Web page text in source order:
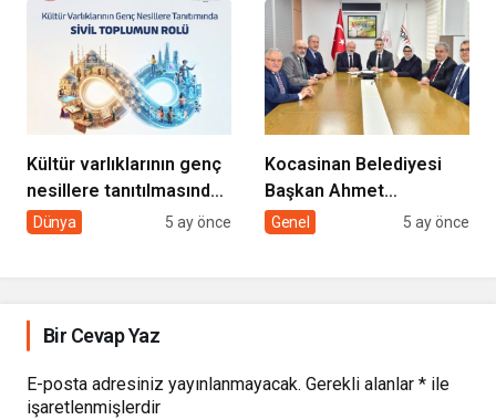
GÖNÜLLERE
DOKUNUYORUZ”
Kültür varlıklarının genç
nesillere tanıtılmasında
sivil toplumun rolü
Dünya 5 ay önce
Kocasinan Belediyesi
Başkan Ahmet
Çolakbayrakdar ile
Genel 5 ay önce
Bir Cevap Yaz
E-posta adresiniz yayınlanmayacak. Gerekli alanlar * ile
işaretlenmişlerdir